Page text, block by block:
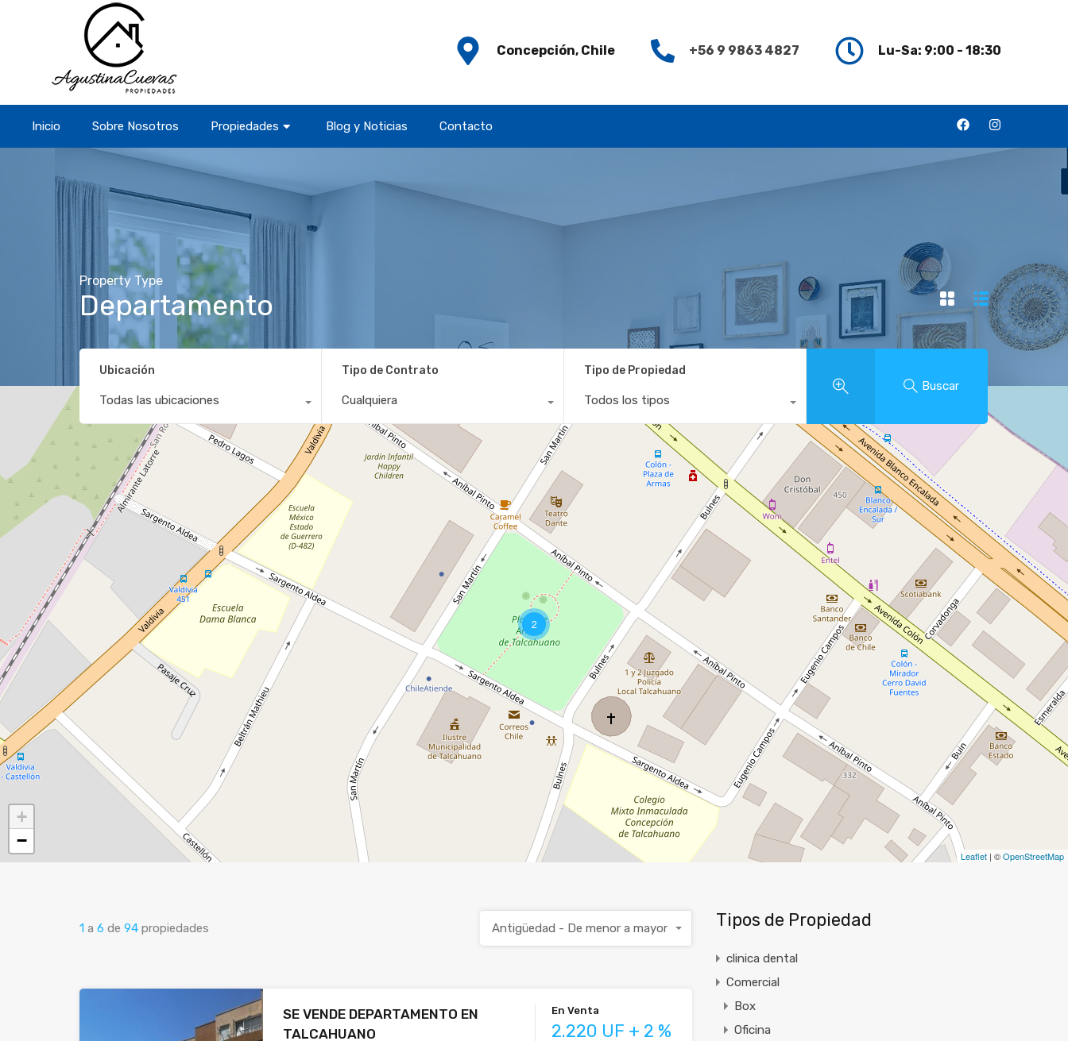
Concepción, Chile +56 9 9863 4827 Lu-Sa: 9:00 - 18:30
Inicio Sobre Nosotros Propiedades Blog y Noticias Contacto
Property Type
Departamento
Ubicación
Todas las ubicaciones
Tipo de Contrato
Cualquiera
Tipo de Propiedad
Todos los tipos
Buscar
2
+
−
Leaflet | ©OpenStreetMap
1 a 6 de 94 propiedades Antigüedad - De menor a mayor
SE VENDE DEPARTAMENTO EN
TALCAHUANO
En Venta
2.220 UF + 2 %
Tipos de Propiedad
clinica dental
Comercial
Box
Oficina